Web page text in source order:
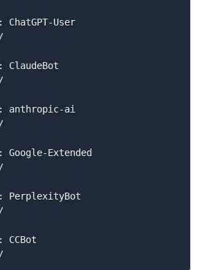
ChatGPT-User
ClaudeBot
anthropic-ai
Google-Extended
PerplexityBot
CCBot